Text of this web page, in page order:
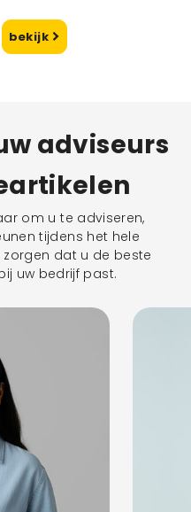
bekijk
adviseurs
om u te adviseren,
tijdens het hele
dat u de beste
uw bedrijf past.